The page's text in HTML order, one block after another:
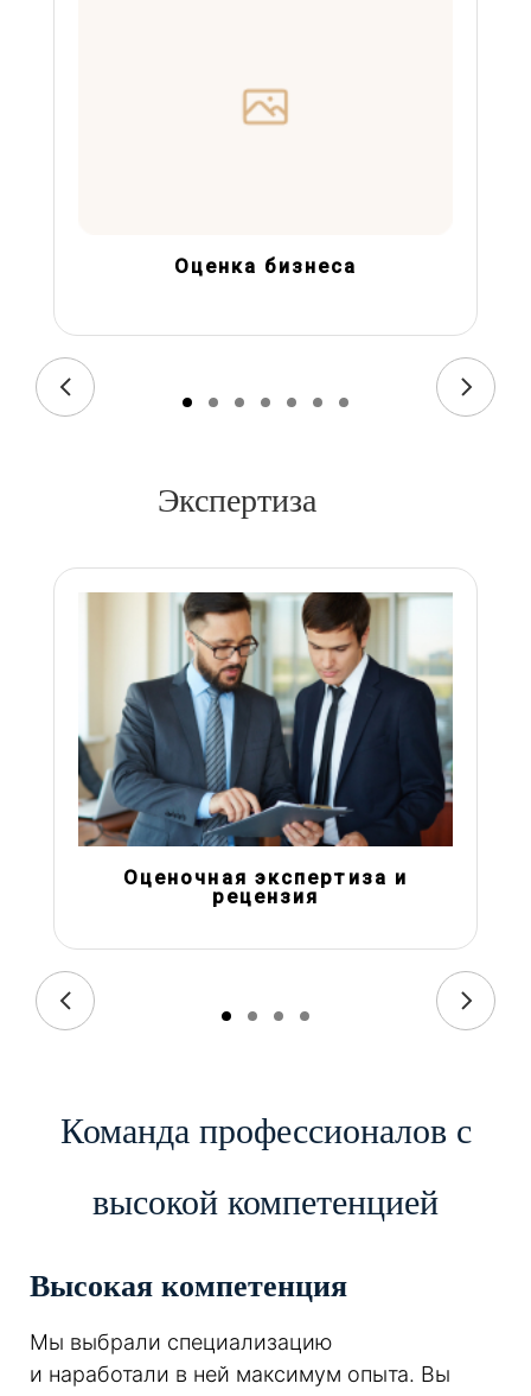
Оценка бизнеса
Экспертиза
Оценочная экспертиза и
рецензия
Команда профессионалов с
высокой компетенцией
Высокая компетенция
Мы выбрали специализацию
и наработали в ней максимум опыта. Вы